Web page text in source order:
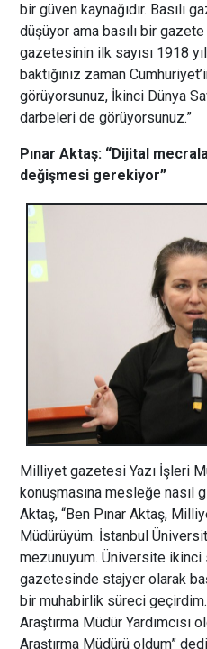
bir güven kaynağıdır. Basılı
düşüyor ama basılı bir
gazetesinin ilk sayısı 1918
baktığınız zaman
görüyorsunuz, İkinci Dünya
darbeleri de görüyorsunuz.”
Pınar Aktaş: “Dijital
değişmesi gerekiyor”
Milliyet gazetesi Yazı İşleri
konuşmasına mesleğe nasıl
Aktaş, “Ben Pınar Aktaş,
Müdürüyüm. İstanbul
mezunuyum. Üniversite ikinci
gazetesinde stajyer olarak
bir muhabirlik süreci
Araştırma Müdür Yardımcısı
Araştırma Müdürü oldum”